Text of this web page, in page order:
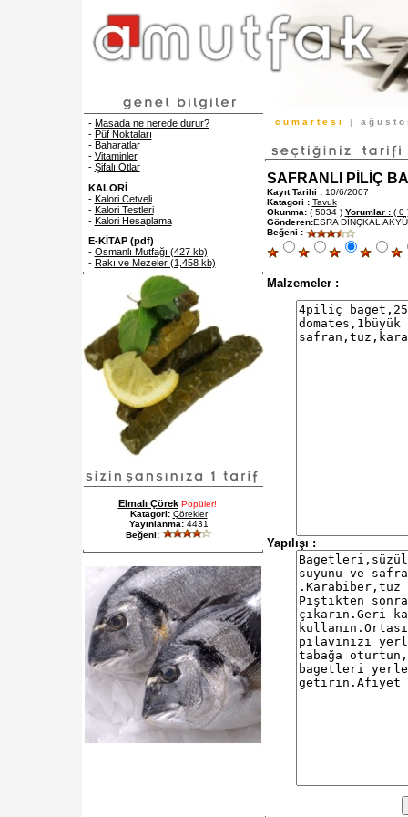
- Masada ne nerede durur?
- Püf Noktaları
- Baharatlar
- Vitaminler
- Şifalı Otlar
KALORİ
- Kalori Cetveli
- Kalori Testleri
- Kalori Hesaplama
E-KİTAP (pdf)
- Osmanlı Mutfağı (427 kb)
- Rakı ve Mezeler (1,458 kb)
Elmalı ÇörekPopüler!
Katagori: Çörekler
Yayınlanma: 4431
Beğeni:
c u m a r t e s i | a ğ u s t
SAFRANLI PİLİÇ
Kayıt Tarihi :10/6/2007
Katagori : Tavuk
Okunma:( 5034 ) Yorumlar :( 0
Gönderen:ESRA DİNÇKAL
Beğeni :
Malzemeler :
Yapılışı :